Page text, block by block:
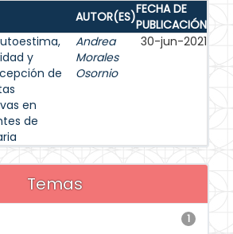
AUTOR(ES)FECHA DE
PUBLICACIÓN
y
de
en
de
Andrea
Morales
Osornio
30-jun-2021
Temas
1